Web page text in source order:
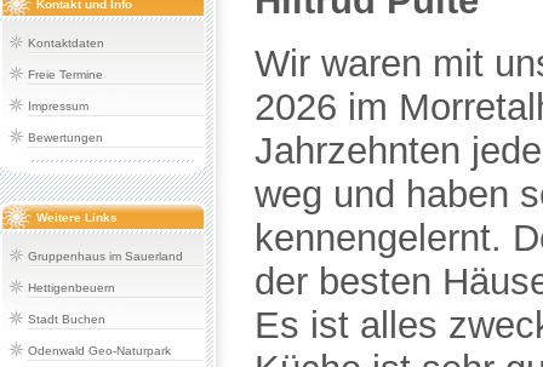
Kontakt und Info
Kontaktdaten
Freie Termine
Impressum
Bewertungen
Weitere Links
Gruppenhaus im Sauerland
Hettigenbeuern
Stadt Buchen
Odenwald Geo-Naturpark